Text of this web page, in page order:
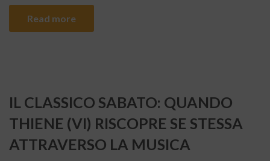
Read more
IL CLASSICO SABATO: QUANDO
THIENE (VI) RISCOPRE SE STESSA
ATTRAVERSO LA MUSICA